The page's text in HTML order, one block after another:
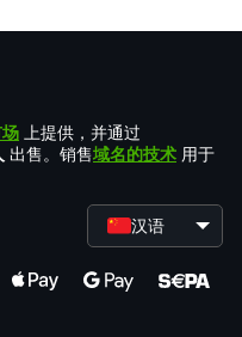
上提供，并通过
出售。销售域名的技术 用于
汉语